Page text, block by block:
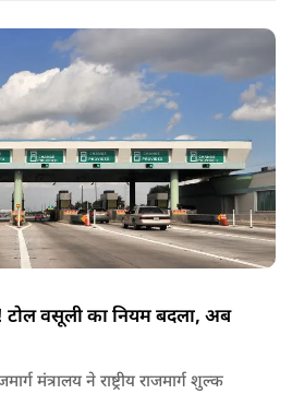
वसूली का नियम बदला, अब
मंत्रालय ने राष्ट्रीय राजमार्ग शुल्क